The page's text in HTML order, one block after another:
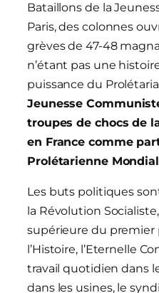
Bataillons de la
Paris, des colonnes
grèves de 47-48
n’étant pas une
puissance du
Jeunesse
troupes de chocs de
en France comme
Prolétarienne
Les buts politiques
la Révolution
supérieure du premier
l’Histoire, l’Eternelle
travail quotidien dans
dans les usines, le